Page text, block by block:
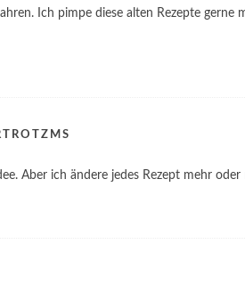
Ich pimpe diese alten Rezepte gerne
Aber ich ändere jedes Rezept mehr oder